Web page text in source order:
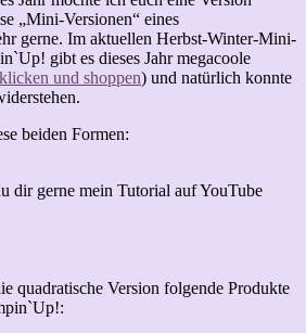
„Mini-Versionen“ eines
gerne. Im aktuellen Herbst-Winter-Mini-
gibt es dieses Jahr megacoole
klicken und shoppen) und natürlich konnte
beiden Formen:
dir gerne mein Tutorial auf YouTube
quadratische Version folgende Produkte